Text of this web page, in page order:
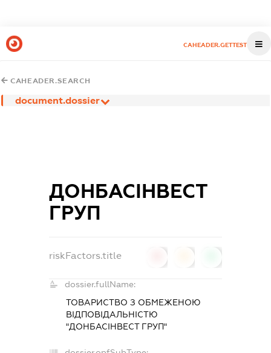
CAHEADER.GETTEST
CAHEADER.SEARCH
document.dossier
ДОНБАСІНВЕСТ
ГРУП
riskFactors.title
dossier.fullName:
ТОВАРИСТВО З ОБМЕЖЕНОЮ
ВІДПОВІДАЛЬНІСТЮ
"ДОНБАСІНВЕСТ ГРУП"